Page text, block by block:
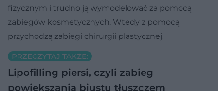
fizycznym i trudno ją wymodelować za pomocą
zabiegów kosmetycznych. Wtedy z pomocą
przychodzą zabiegi chirurgii plastycznej.
PRZECZYTAJ TAKŻE:
Lipofilling piersi, czyli zabieg
powiększania biustu tłuszczem